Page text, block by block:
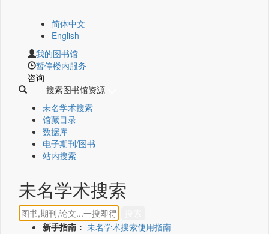
简体中文
English
我的图书馆
暂停楼内服务
咨询
搜索图书馆资源
未名学术搜索
馆藏目录
数据库
电子期刊/图书
站内搜索
未名学术搜索
新手指南： 未名学术搜索使用指南